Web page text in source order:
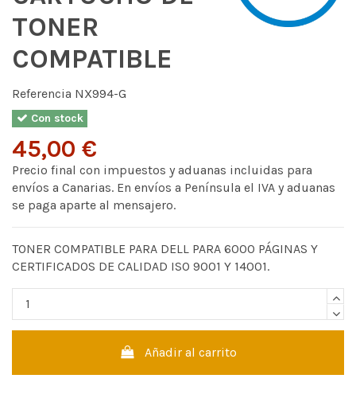
TONER
COMPATIBLE
Referencia NX994-G
Con stock
45,00 €
Precio final con impuestos y aduanas incluidas para
envíos a Canarias. En envíos a Península el IVA y aduanas
se paga aparte al mensajero.
TONER COMPATIBLE PARA DELL PARA 6000 PÁGINAS Y
CERTIFICADOS DE CALIDAD ISO 9001 Y 14001.
Añadir al carrito